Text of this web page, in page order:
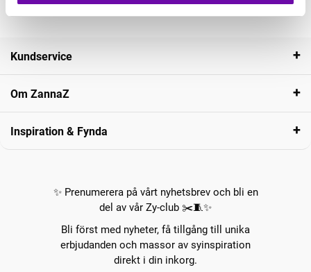
Kundservice
Om ZannaZ
Inspiration & Fynda
✨ Prenumerera på vårt nyhetsbrev och bli en
del av vår Zy-club ✂️🧵✨
Bli först med nyheter, få tillgång till unika
erbjudanden och massor av syinspiration
direkt i din inkorg.